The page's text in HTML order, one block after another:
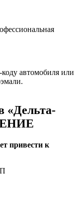
автомобиля или
привести к